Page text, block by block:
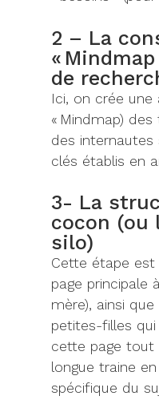
2 – La
«
de
Ici, on crée une
« Mindmap) des
des internautes
clés établis en
3- La
cocon (ou
silo)
Cette étape
page principale
mère), ainsi
petites-filles
cette page tout
longue traine
spécifique du